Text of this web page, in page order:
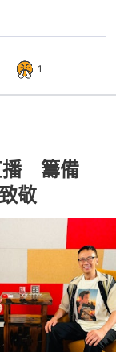
1
播 籌備
敬